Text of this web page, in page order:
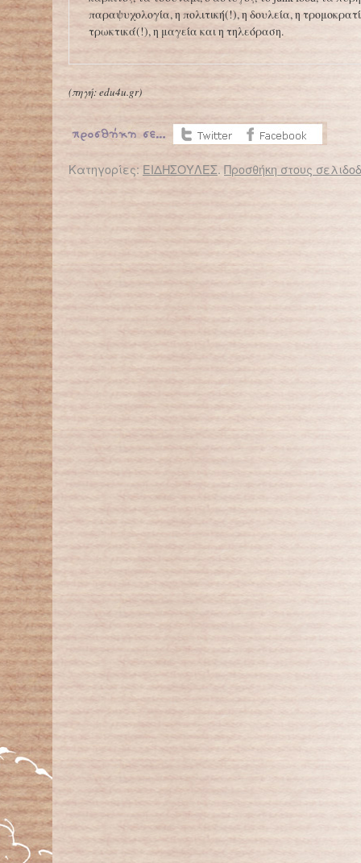
παραψυχολογία, η πολιτική(!), η δουλεία, η
τρωκτικά(!), η μαγεία και η τηλεόραση.
(πηγή:edu4u.gr)
Κατηγορίες: ΕΙΔΗΣΟΥΛΕΣ. Προσθήκη στους
← Επιστροφή στο %s
Πώς η αρχιτεκτονική ενός σχολείου επηρεάζει και τη διδασκαλία;